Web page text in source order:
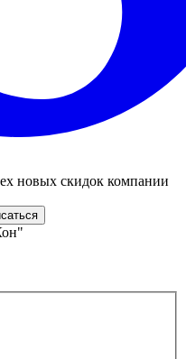
новых скидок компании